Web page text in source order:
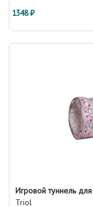
1348 ₽
Игровой туннель
Triol